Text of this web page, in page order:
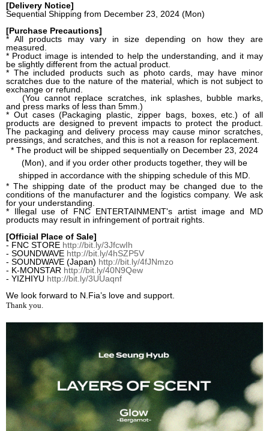
[Delivery Notice]
Sequential Shipping from December 23, 2024 (Mon)
[Purchase Precautions]
* All products may vary in size depending on how they are
measured.
* Product image is intended to help the understanding, and it may
be slightly different from the actual product.
* The included products such as photo cards, may have minor
scratches due to the nature of the material, which is not subject to
exchange or refund.
(You cannot replace scratches, ink splashes, bubble marks,
and press marks of less than 5mm.)
* Out cases (Packaging plastic, zipper bags, boxes, etc.) of all
products are designed to prevent impacts to protect the product.
The packaging and delivery process may cause minor scratches,
pressings, and scratches, and this is not a reason for replacement.
* The product will be shipped sequentially on December 23, 2024
(Mon), and if you order other products together, they will be
shipped in accordance with the shipping schedule of this MD.
* The shipping date of the product may be changed due to the
conditions of the manufacturer and the logistics company. We ask
for your understanding.
* Illegal use of FNC ENTERTAINMENT's artist image and MD
products may result in infringement of portrait rights.
[Official Place of Sale]
- FNC STORE http://bit.ly/3JfcwIh
- SOUNDWAVE http://bit.ly/4hSZP5V
- SOUNDWAVE (Japan) http://bit.ly/4fJNmzo
- K-MONSTAR http://bit.ly/40N9Qew
- YIZHIYU http://bit.ly/3UUaqnf
We look forward to N.Fia’s love and support.
Thank you.